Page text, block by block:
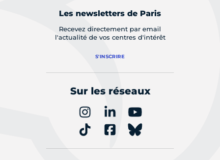
Les newsletters de Paris
Recevez directement par email
l'actualité de vos centres d'intérêt
S'INSCRIRE
Sur les réseaux